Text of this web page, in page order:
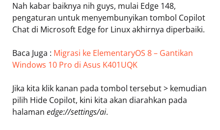
Nah kabar baiknya nih guys, mulai Edge 148,
pengaturan untuk menyembunyikan tombol Copilot
Chat di Microsoft Edge for Linux akhirnya diperbaiki.
Baca Juga : Migrasi ke ElementaryOS 8 – Gantikan
Windows 10 Pro di Asus K401UQK
Jika kita klik kanan pada tombol tersebut > kemudian
pilih Hide Copilot, kini kita akan diarahkan pada
halaman edge://settings/ai.